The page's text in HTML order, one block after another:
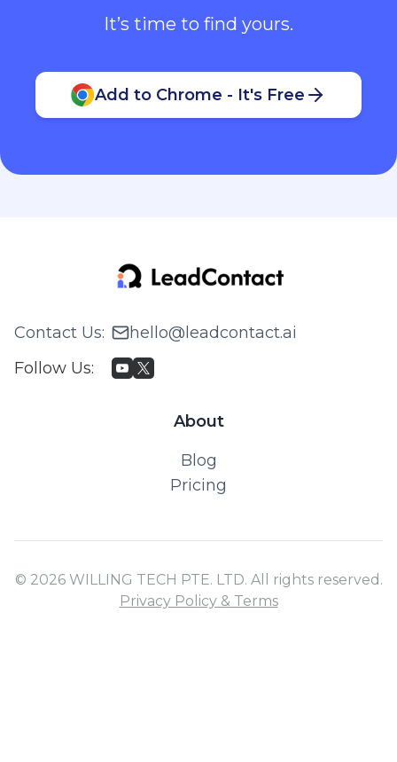
It’s time to find yours.
Add to Chrome - It's Free
Contact Us:
hello@leadcontact.ai
Follow Us:
About
Blog
Pricing
© 2026 WILLING TECH PTE. LTD. All rights reserved.
Privacy Policy & Terms